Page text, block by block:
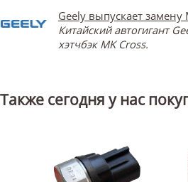
Geely выпускает замену
Китайский автогигант
хэтчбэк MK Cross.
Также сегодня у нас